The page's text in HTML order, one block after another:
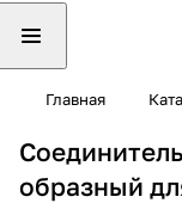
Главная
образный